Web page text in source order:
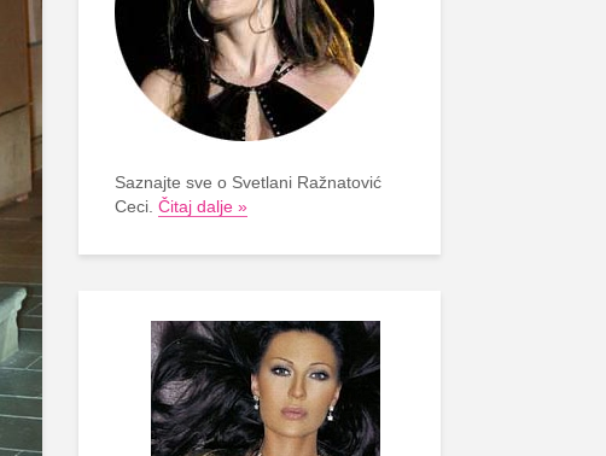
Saznajte sve o Svetlani Ražnatović
Ceci. Čitaj dalje »